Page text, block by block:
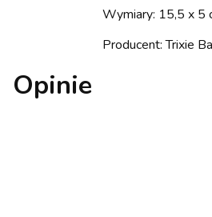
Wymiary: 15,5 x 5
Producent: Trixie
Opinie